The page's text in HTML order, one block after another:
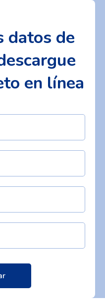
datos de
en línea